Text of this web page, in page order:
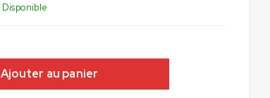
Disponible
Ajouter au panier